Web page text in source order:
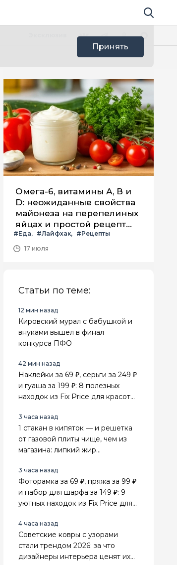
Поиск по
Принять
Омега-6, витамины А, В и
D: неожиданные свойства
майонеза на перепелиных
яйцах и простой рецепт
летнего салата с ним
#Еда #Лайфхак
#Рецепты
17 июля
Статьи по теме:
12 мин назад
Кировский мурал с бабушкой и
внуками вышел в финал
конкурса ПФО
42 мин назад
Наклейки за 69 ₽, серьги за 249 ₽
и гуаша за 199 ₽: 8 полезных
находок из Fix Price для красоты,
3 часа назад
1 стакан в кипяток — и решетка
от газовой плиты чище, чем из
магазина: липкий жир
3 часа назад
Фоторамка за 69 ₽, пряжа за 99 ₽
и набор для шарфа за 149 ₽: 9
уютных находок из Fix Price для
4 часа назад
Советские ковры с узорами
стали трендом 2026: за что
дизайнеры интерьера ценят их